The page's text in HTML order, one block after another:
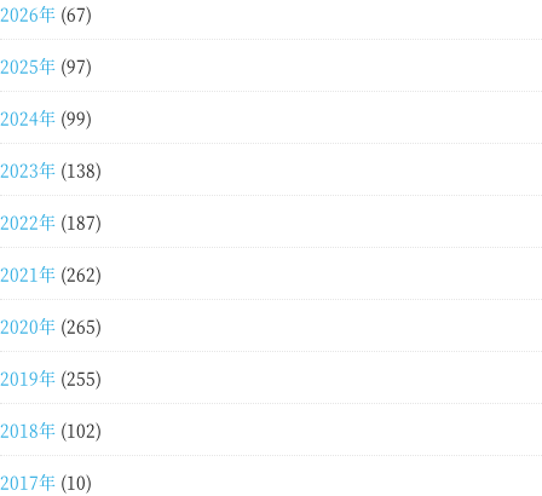
2026年 (67)
2025年 (97)
2024年 (99)
2023年 (138)
2022年 (187)
2021年 (262)
2020年 (265)
2019年 (255)
2018年 (102)
2017年 (10)